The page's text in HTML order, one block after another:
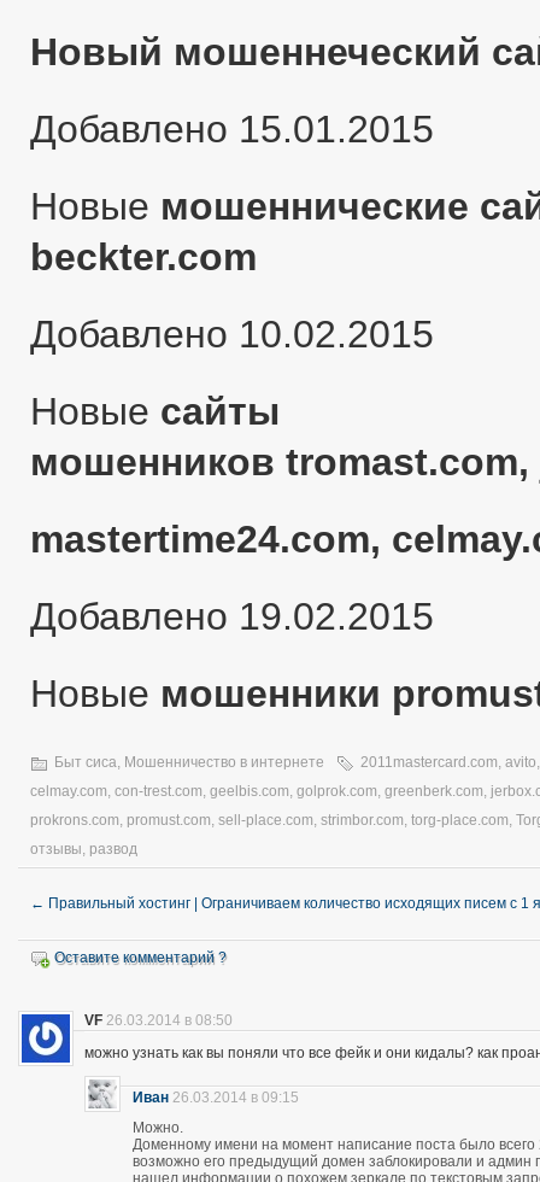
Новый мошеннеческий
Добавлено 15.01.2015
Новые мошеннические
beckter.com
Добавлено 10.02.2015
Новые сайты
мошенников
mastertime24.com,
Добавлено 19.02.2015
Новые мошенники
Быт сиса, Мошенничество в интернете 2011mastercard.com, avito
celmay.com, con-trest.com, geelbis.com, golprok.com, greenberk.com,
prokrons.com, promust.com, sell-place.com, strimbor.com, torg-place.com,
отзывы, развод
← Правильный хостинг | Ограничиваем количество исходящих писем с 1
Оставите комментарий ?
VF 26.03.2014 в 08:50
можно узнать как вы поняли что все фейк и они кидалы? как
Иван 26.03.2014 в 09:15
Можно.
Доменному имени на момент написание поста было
возможно его предыдущий домен заблокировали и админ
нашел информации о похожем зеркале по текстовым